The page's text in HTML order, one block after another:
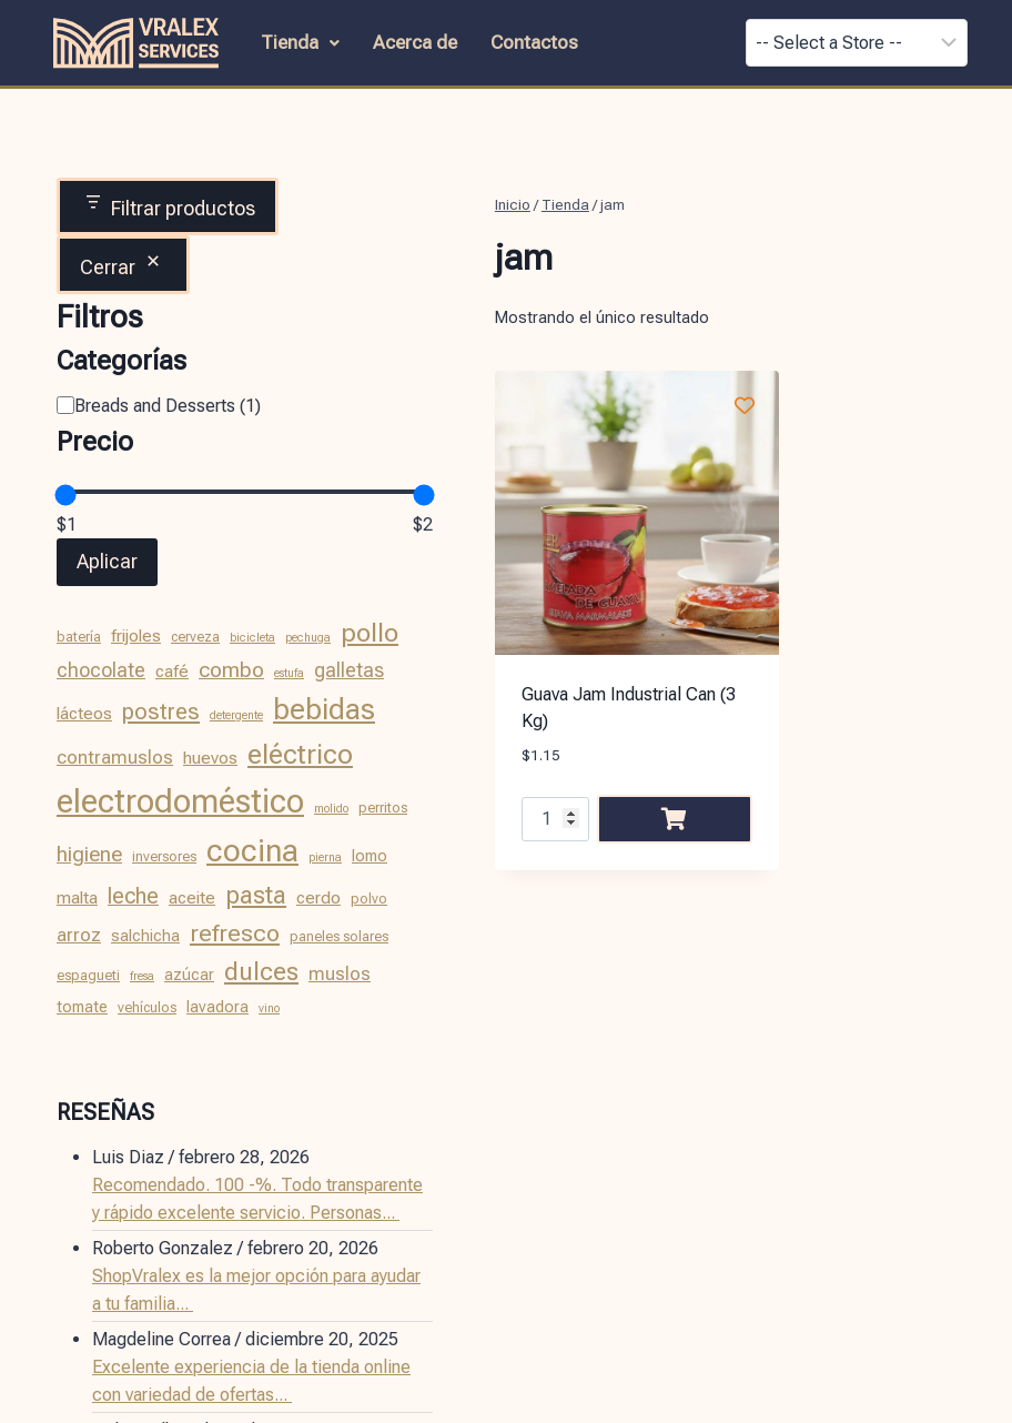
Tienda Acerca de Contactos
Inicio / Tienda /jam
jam
Mostrando el único resultado
Guava Jam Industrial Can (3
Kg)
$1.15
Filtrar productos
Cerrar
Filtros
Categorías
Breads and Desserts (1)
Precio
$1 $2
Aplicar
batería frijoles cerveza bicicleta pechuga pollo
chocolate café combo estufa galletas
lácteos postres detergente bebidas
contramuslos huevos eléctrico
electrodoméstico molido perritos
higiene inversores cocina pierna lomo
malta leche aceite pasta cerdo polvo
arroz salchicha refresco paneles solares
espagueti fresa azúcar dulces muslos
tomate vehículos lavadora vino
RESEÑAS
Luis Diaz /febrero 28, 2026
Recomendado. 100 -%. Todo transparente
y rápido excelente servicio. Personas...
Roberto Gonzalez /febrero 20, 2026
ShopVralex es la mejor opción para ayudar
a tu familia...
Magdeline Correa /diciembre 20, 2025
Excelente experiencia de la tienda online
con variedad de ofertas...